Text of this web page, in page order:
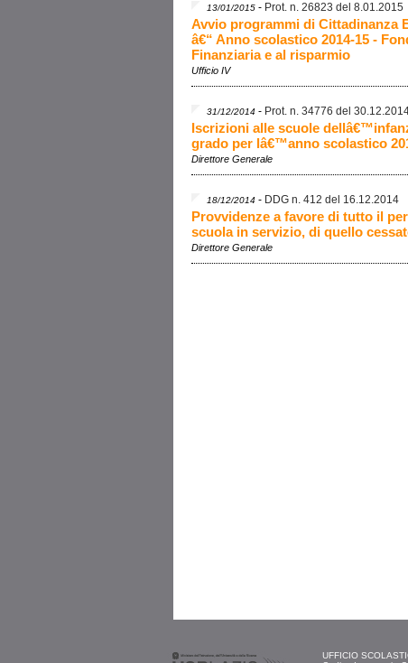
13/01/2015 - Prot. n. 26823 del 8.01.2015
Avvio programmi di Cittadinanza
â€“ Anno scolastico 2014-15 -
Finanziaria e al risparmio
Ufficio IV
31/12/2014 - Prot. n. 34776 del
Iscrizioni alle scuole
grado per lâ€™anno scolastico
Direttore Generale
18/12/2014 - DDG n. 412 del 16.12.2014
Provvidenze a favore di tutto il
scuola in servizio, di quello
Direttore Generale
UFFICIO